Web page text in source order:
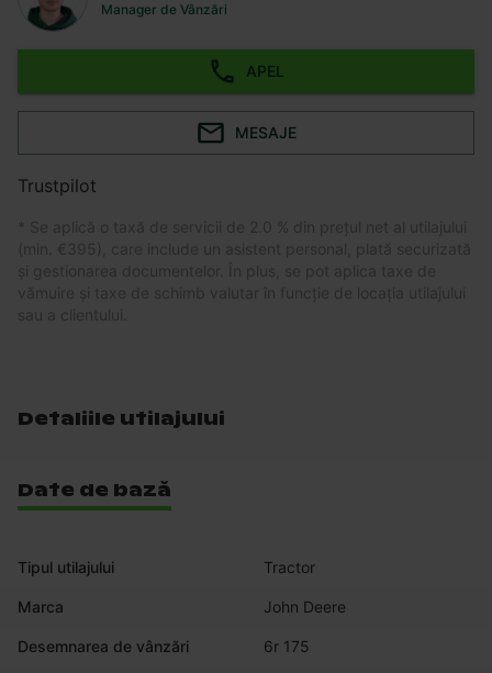
Manager de Vânzări
APEL
MESAJE
Trustpilot
* Se aplică o taxă de servicii de 2.0 % din prețul net al utilajului
(min. €395), care include un asistent personal, plată securizată
și gestionarea documentelor. În plus, se pot aplica taxe de
vămuire și taxe de schimb valutar în funcție de locația utilajului
sau a clientului.
Detaliile utilajului
Date de bază
Tipul utilajului Tractor
Marca John Deere
Desemnarea de vânzări 6r 175